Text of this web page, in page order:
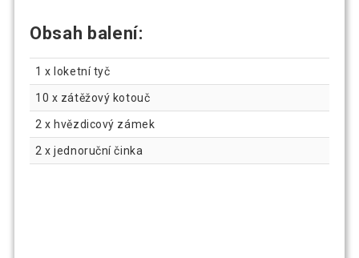
Obsah balení:
1 x loketní tyč
10 x zátěžový kotouč
2 x hvězdicový zámek
2 x jednoruční činka